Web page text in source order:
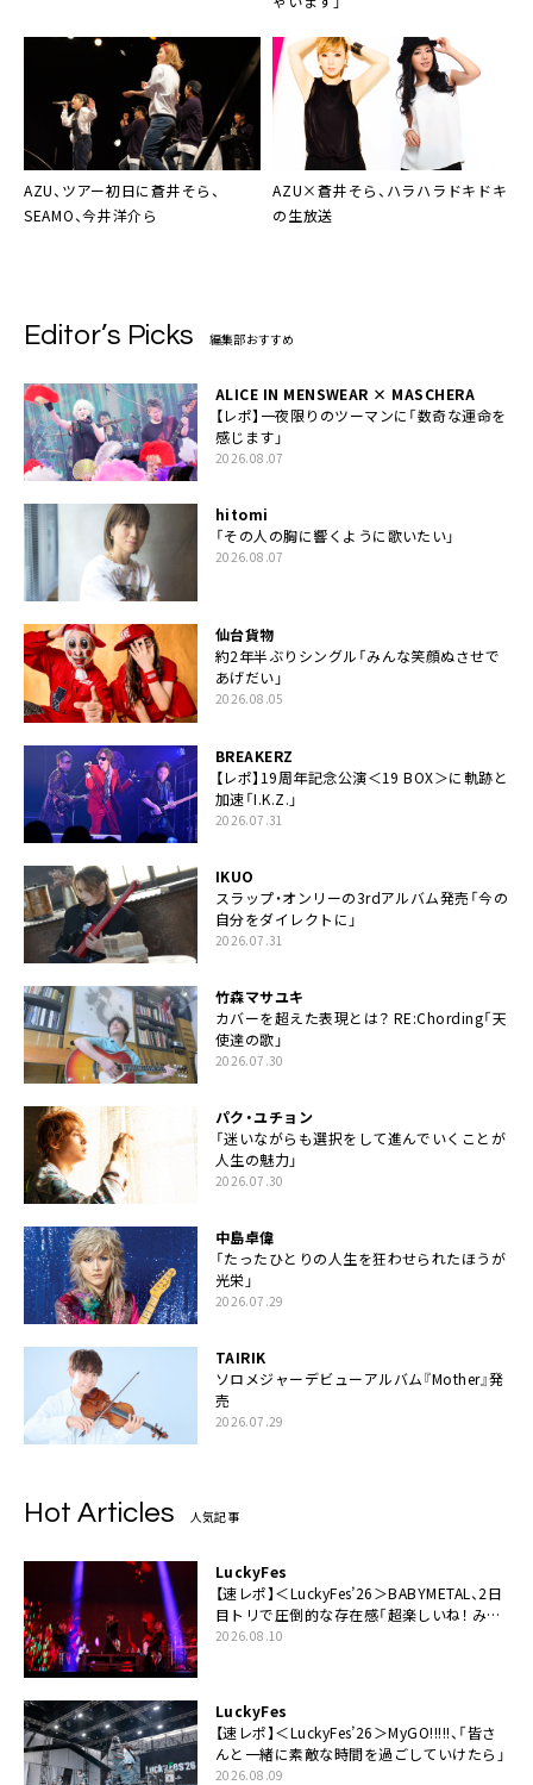
AZU、ツアー初日に蒼井そら、
SEAMO、今井洋介ら
AZU×蒼井そら 、ハラハラドキドキ
の生放送
Editor’s Picks 編集部おすすめ
ALICE IN MENSWEAR × MASCHERA
【レポ】一夜限りのツーマンに「数奇な運命を
感じます」
2026.08.07
hitomi
「その人の胸に響くように歌いたい」
2026.08.07
仙台貨物
約2年半ぶりシングル「みんな笑顔ぬさせで
あげだい」
2026.08.05
BREAKERZ
【レポ】19周年記念公演＜19 BOX＞に軌跡と
加速「I.K.Z.」
2026.07.31
IKUO
スラップ・オンリーの3rdアルバム発売「今の
自分をダイレクトに」
2026.07.31
竹森マサユキ
カバーを超えた表現とは？ RE:Chording「天
使達の歌」
2026.07.30
パク・ユチョン
「迷いながらも選択をして進んでいくことが
人生の魅力」
2026.07.30
中島卓偉
「たったひとりの人生を狂わせられたほうが
光栄」
2026.07.29
TAIRIK
ソロメジャーデビューアルバム『Mother』発
売
2026.07.29
Hot Articles 人気記事
LuckyFes
【速レポ】＜LuckyFes’26＞BABYMETAL、2日
目トリで圧倒的な存在感「超楽しいね！ みん
なありがとう！」
2026.08.10
LuckyFes
【速レポ】＜LuckyFes’26＞MyGO!!!!!、「皆さ
んと一緒に素敵な時間を過ごしていけたら」
2026.08.09